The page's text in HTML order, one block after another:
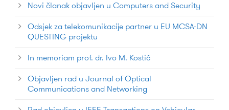
Novi članak objavljen u Computers and Security
Odsjek za telekomunikacije partner u EU MCSA-DN
QUESTING projektu
In memoriam prof. dr. Ivo M. Kostić
Objavljen rad u Journal of Optical
Communications and Networking